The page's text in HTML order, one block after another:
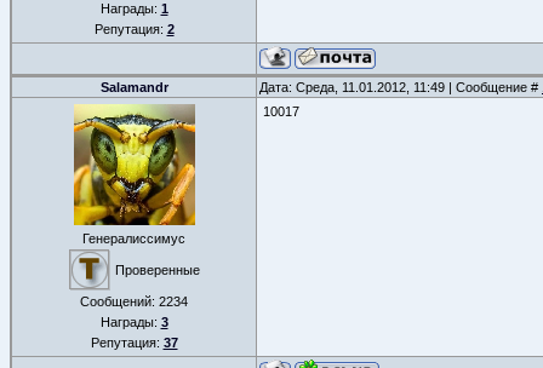
Награды: 1
Репутация: 2
Salamandr Дата: Среда, 11.01.2012, 11:49 | Сообщение #
Генералиссимус
Проверенные
Сообщений: 2234
Награды: 3
Репутация: 37
10017